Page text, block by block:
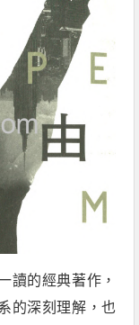
讀的經典著作，
的深刻理解，也